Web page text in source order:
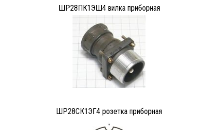
ШР28ПК1ЭШ4 вилка приборная
ШР28СК1ЭГ4 розетка приборная